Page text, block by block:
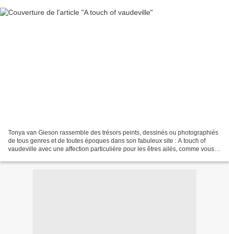
Tonya van Gieson rassemble des trésors peints, dessinés ou photographiés
de tous genres et de toutes époques dans son fabuleux site : A touch of
vaudeville avec une affection particulière pour les êtres ailés, comme vous le